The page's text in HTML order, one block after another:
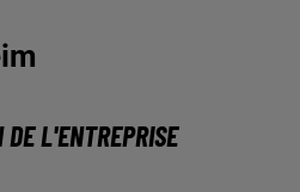
DE L'ENTREPRISE